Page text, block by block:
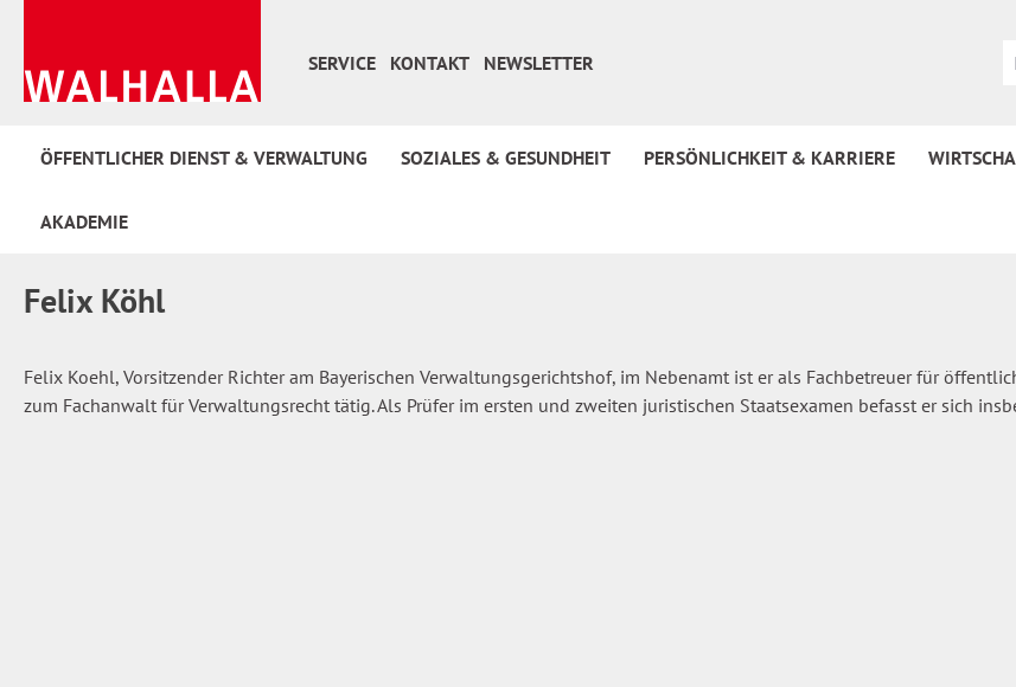
SERVICE
KONTAKT NEWSLETTER
ÖFFENTLICHER DIENST & VERWALTUNG SOZIALES & GESUNDHEIT PERSÖNLICHKEIT & KARRIERE
AKADEMIE
Felix Köhl
Felix Koehl, Vorsitzender Richter am Bayerischen Verwaltungsgerichtshof, im Nebenamt ist er als Fachbetreuer für
zum Fachanwalt für Verwaltungsrecht tätig. Als Prüfer im ersten und zweiten juristischen Staatsexamen befasst er sich